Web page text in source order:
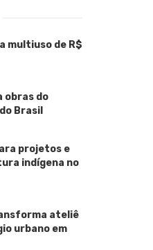
multiuso de R$
obras do
Brasil
projetos e
indígena no
ateliê
urbano em